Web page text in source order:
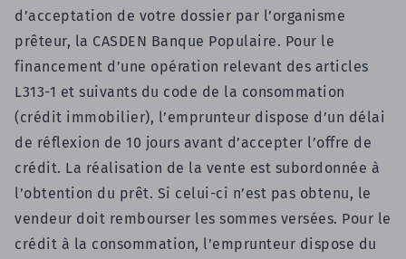
d’acceptation de votre dossier par l’organisme
prêteur, la CASDEN Banque Populaire. Pour le
financement d’une opération relevant des articles
L313-1 et suivants du code de la consommation
(crédit immobilier), l’emprunteur dispose d’un délai
de réflexion de 10 jours avant d’accepter l’offre de
crédit. La réalisation de la vente est subordonnée à
l’obtention du prêt. Si celui-ci n’est pas obtenu, le
vendeur doit rembourser les sommes versées. Pour le
crédit à la consommation, l’emprunteur dispose du